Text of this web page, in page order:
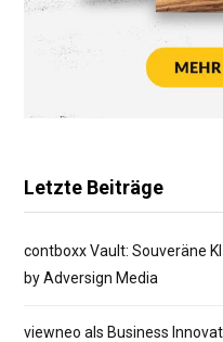
Letzte Beiträge
contboxx Vault: Souveräne
by Adversign Media
viewneo als Business